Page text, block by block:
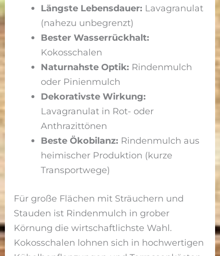
Längste Lebensdauer: Lavagranulat
(nahezu unbegrenzt)
Bester Wasserrückhalt:
Kokosschalen
Naturnahste Optik: Rindenmulch
oder Pinienmulch
Dekorativste Wirkung:
Lavagranulat in Rot- oder
Anthrazittönen
Beste Ökobilanz: Rindenmulch aus
heimischer Produktion (kurze
Transportwege)
Für große Flächen mit Sträuchern und
Stauden ist Rindenmulch in grober
Körnung die wirtschaftlichste Wahl.
Kokosschalen lohnen sich in hochwertigen